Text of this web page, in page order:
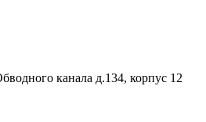
канала д.134, корпус 12